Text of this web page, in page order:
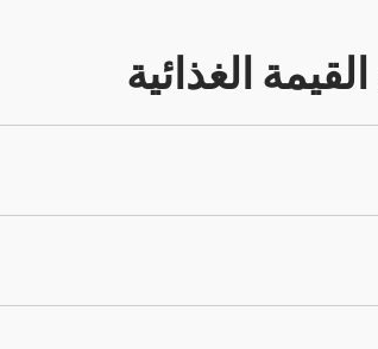
الغذائية